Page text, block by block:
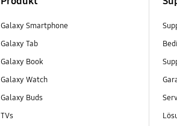
Galaxy Smartphone
Galaxy Tab
Galaxy Book
Galaxy Watch
Galaxy Buds
TVs